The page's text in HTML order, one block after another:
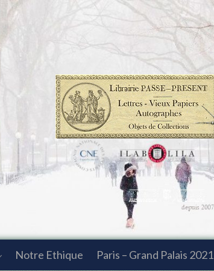
Notre Ethique Paris – Grand Palais 2021